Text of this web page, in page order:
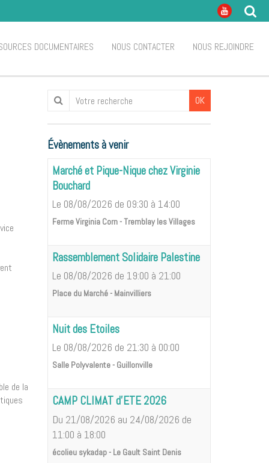
DOCUMENTAIRES NOUS CONTACTER NOUS REJOINDRE
de la
OK
Évènements à venir
Marché et Pique-Nique chez Virginie
Bouchard
Le 08/08/2026 de 09:30 à 14:00
Ferme Virginia Corn - Tremblay les Villages
Rassemblement Solidaire Palestine
Le 08/08/2026 de 19:00 à 21:00
Place du Marché - Mainvilliers
Nuit des Etoiles
Le 08/08/2026 de 21:30 à 00:00
Salle Polyvalente - Guillonville
CAMP CLIMAT d'ETE 2026
Du 21/08/2026 au 24/08/2026 de
11:00 à 18:00
écolieu sykadap - Le Gault Saint Denis